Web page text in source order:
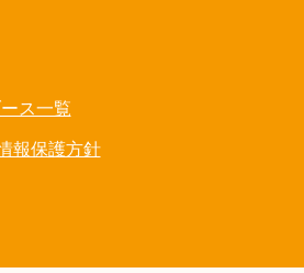
ス一覧
報保護方針